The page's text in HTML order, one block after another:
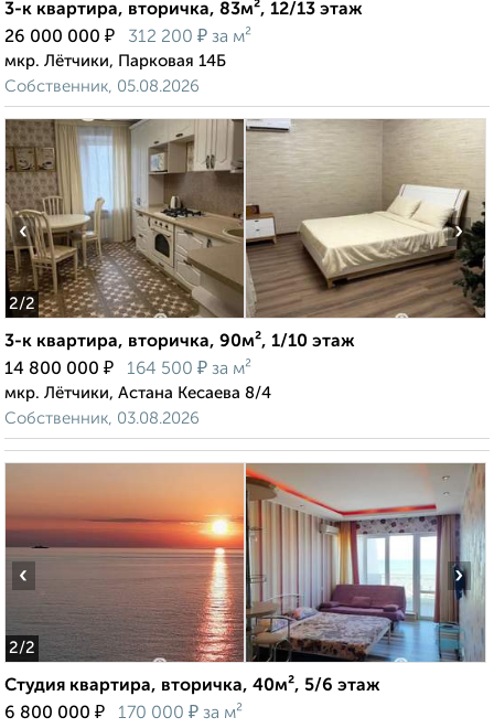
3-к квартира, вторичка, 83м², 12/13 этаж
26 000 000 ₽ 312 200 ₽ за м²
мкр. Лётчики, Парковая 14Б
Собственник, 05.08.2026
2/2
‹ ›
3-к квартира, вторичка, 90м², 1/10 этаж
14 800 000 ₽ 164 500 ₽ за м²
мкр. Лётчики, Астана Кесаева 8/4
Собственник, 03.08.2026
2/2
‹ ›
Студия квартира, вторичка, 40м², 5/6 этаж
6 800 000 ₽ 170 000 ₽ за м²